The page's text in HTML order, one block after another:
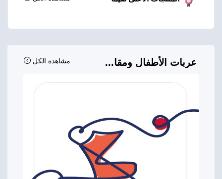
عربات الأطفال ومقا... مشاهدة الكل